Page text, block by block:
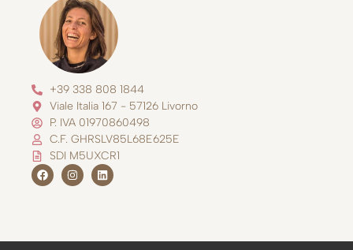
+39 338 808 1844
Viale Italia 167 - 57126 Livorno
P. IVA 01970860498
C.F. GHRSLV85L68E625E
SDI M5UXCR1